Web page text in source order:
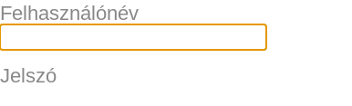
Felhasználónév
Jelszó